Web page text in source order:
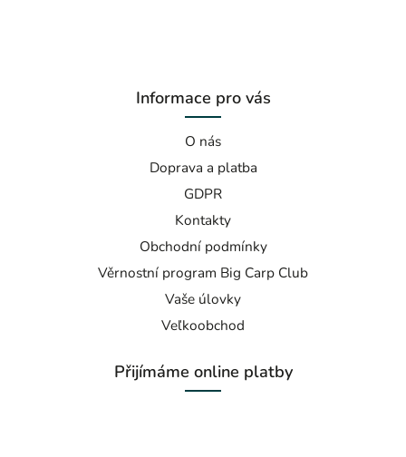
Informace pro vás
O nás
Doprava a platba
GDPR
Kontakty
Obchodní podmínky
Věrnostní program Big Carp Club
Vaše úlovky
Veľkoobchod
Přijímáme online platby